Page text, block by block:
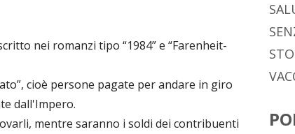
nei romanzi tipo “1984” e “Farenheit-
cioè persone pagate per andare in giro
dall'Impero.
mentre saranno i soldi dei contribuenti